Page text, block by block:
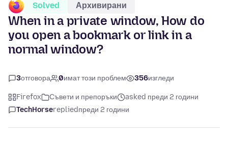
Solved Архивирани
When in a private window, How do
you open a bookmark or link in a
normal window?
3отговора 0имат този проблем 356изгледи
Firefox Съвети и препоръки
asked преди 2 години
TechHorserepliedпреди 2 години